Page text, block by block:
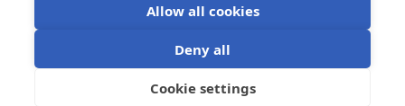
Allow all cookies
Deny all
Cookie settings
Adatvédelmi szabályzat
Felhasználási feltételek
©Victron Energy 2026